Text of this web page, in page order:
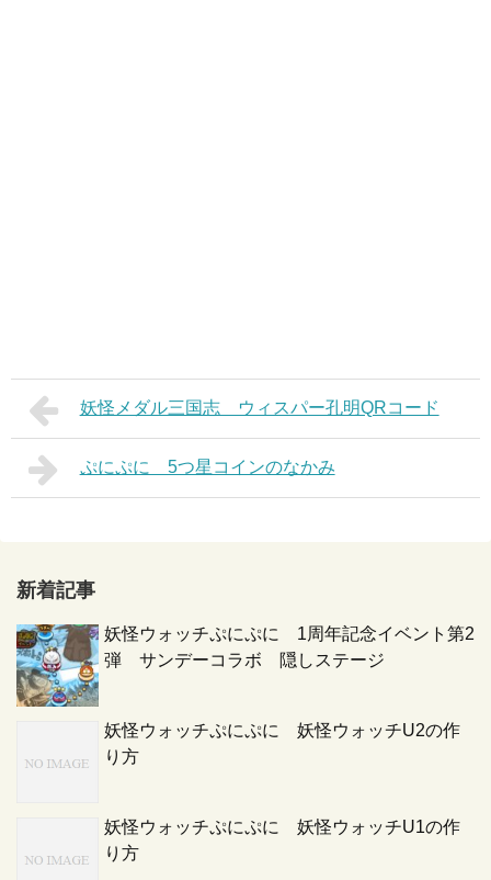
妖怪メダル三国志 ウィスパー孔明QRコード
ぷにぷに 5つ星コインのなかみ
新着記事
妖怪ウォッチぷにぷに 1周年記念イベント第2
弾 サンデーコラボ 隠しステージ
妖怪ウォッチぷにぷに 妖怪ウォッチU2の作
り方
妖怪ウォッチぷにぷに 妖怪ウォッチU1の作
り方